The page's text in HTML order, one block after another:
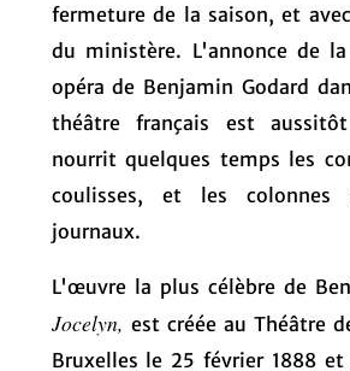
fermeture de la saison, et
du ministère. L'annonce de
opéra de Benjamin Godard
théâtre français est
nourrit quelques temps les
coulisses, et les colonnes
journaux.
L'œuvre la plus célèbre de
Jocelyn, est créée au Théâtre
Bruxelles le 25 février 1888